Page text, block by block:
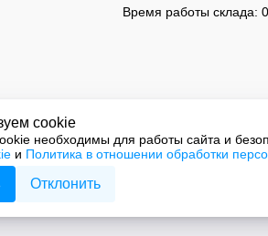
Время работы склада:
cookie
необходимы для работы сайта и
и Политика в отношении обработки
Отклонить